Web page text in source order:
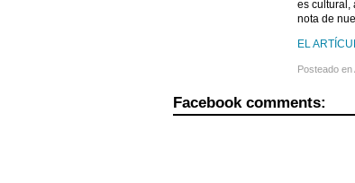
es cultural,
nota de
EL
Posteado en
Facebook comments: